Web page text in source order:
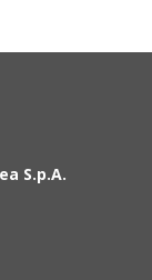
S.p.A.